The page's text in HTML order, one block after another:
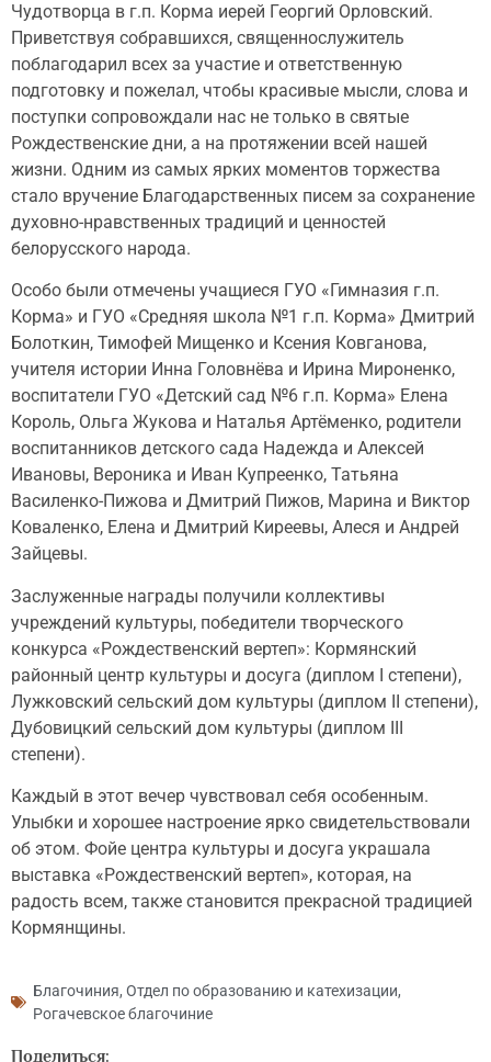
Чудотворца в г.п. Корма иерей Георгий Орловский.
Приветствуя собравшихся, священнослужитель
поблагодарил всех за участие и ответственную
подготовку и пожелал, чтобы красивые мысли, слова и
поступки сопровождали нас не только в святые
Рождественские дни, а на протяжении всей нашей
жизни. Одним из самых ярких моментов торжества
стало вручение Благодарственных писем за сохранение
духовно-нравственных традиций и ценностей
белорусского народа.
Особо были отмечены учащиеся ГУО «Гимназия г.п.
Корма» и ГУО «Средняя школа №1 г.п. Корма» Дмитрий
Болоткин, Тимофей Мищенко и Ксения Ковганова,
учителя истории Инна Головнёва и Ирина Мироненко,
воспитатели ГУО «Детский сад №6 г.п. Корма» Елена
Король, Ольга Жукова и Наталья Артёменко, родители
воспитанников детского сада Надежда и Алексей
Ивановы, Вероника и Иван Купреенко, Татьяна
Василенко-Пижова и Дмитрий Пижов, Марина и Виктор
Коваленко, Елена и Дмитрий Киреевы, Алеся и Андрей
Зайцевы.
Заслуженные награды получили коллективы
учреждений культуры, победители творческого
конкурса «Рождественский вертеп»: Кормянский
районный центр культуры и досуга (диплом I степени),
Лужковский сельский дом культуры (диплом II степени),
Дубовицкий сельский дом культуры (диплом III
степени).
Каждый в этот вечер чувствовал себя особенным.
Улыбки и хорошее настроение ярко свидетельствовали
об этом. Фойе центра культуры и досуга украшала
выставка «Рождественский вертеп», которая, на
радость всем, также становится прекрасной традицией
Кормянщины.
Благочиния, Отдел по образованию и катехизации,
Рогачевское благочиние
Поделиться: